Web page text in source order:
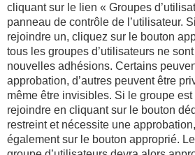
cliquant sur le lien « Groupes
panneau de contrôle de l’utilisateur.
rejoindre un, cliquez sur le bouton
tous les groupes d’utilisateurs ne
nouvelles adhésions. Certains
approbation, d’autres peuvent être
même être invisibles. Si le groupe
rejoindre en cliquant sur le bouton
restreint et nécessite une
également sur le bouton approprié.